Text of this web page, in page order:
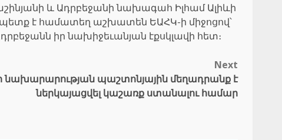
և Ադրբեջանի նախագահ Իլհամ Ալիևի
է համատեղ աշխատեն ԵԱՀԿ-ի միջոցով՝
իր նախիջեւանյան էքսկլավի հետ։
Next
նախարարության պաշտոնյային մեղադրանք է
ներկայացվել կաշառք ստանալու համար